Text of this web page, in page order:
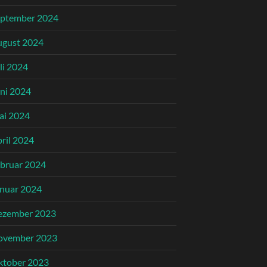
2024
2024
2024
2024
2024
2024
2024
2024
2023
2023
2023